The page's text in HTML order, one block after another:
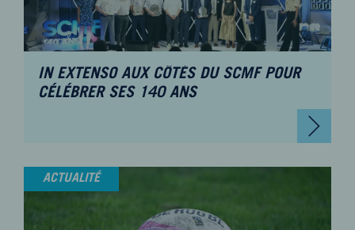
IN EXTENSO AUX CÔTÉS DU SCMF POUR
CÉLÉBRER SES 140 ANS
ACTUALITÉ